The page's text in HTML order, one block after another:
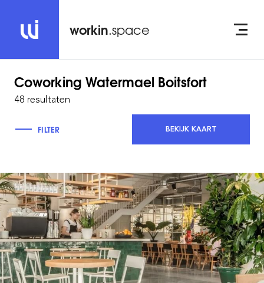
workin.space
Coworking Watermael Boitsfort
48 resultaten
FILTER BEKIJK KAART